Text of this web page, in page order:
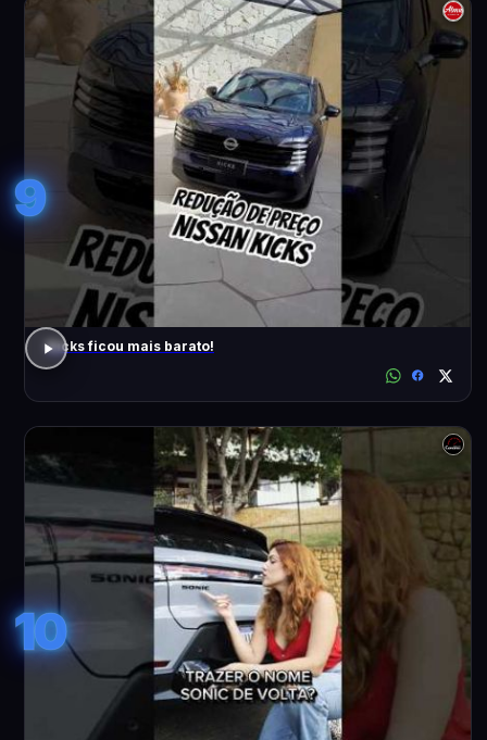
9
Kicks ficou mais barato!
10